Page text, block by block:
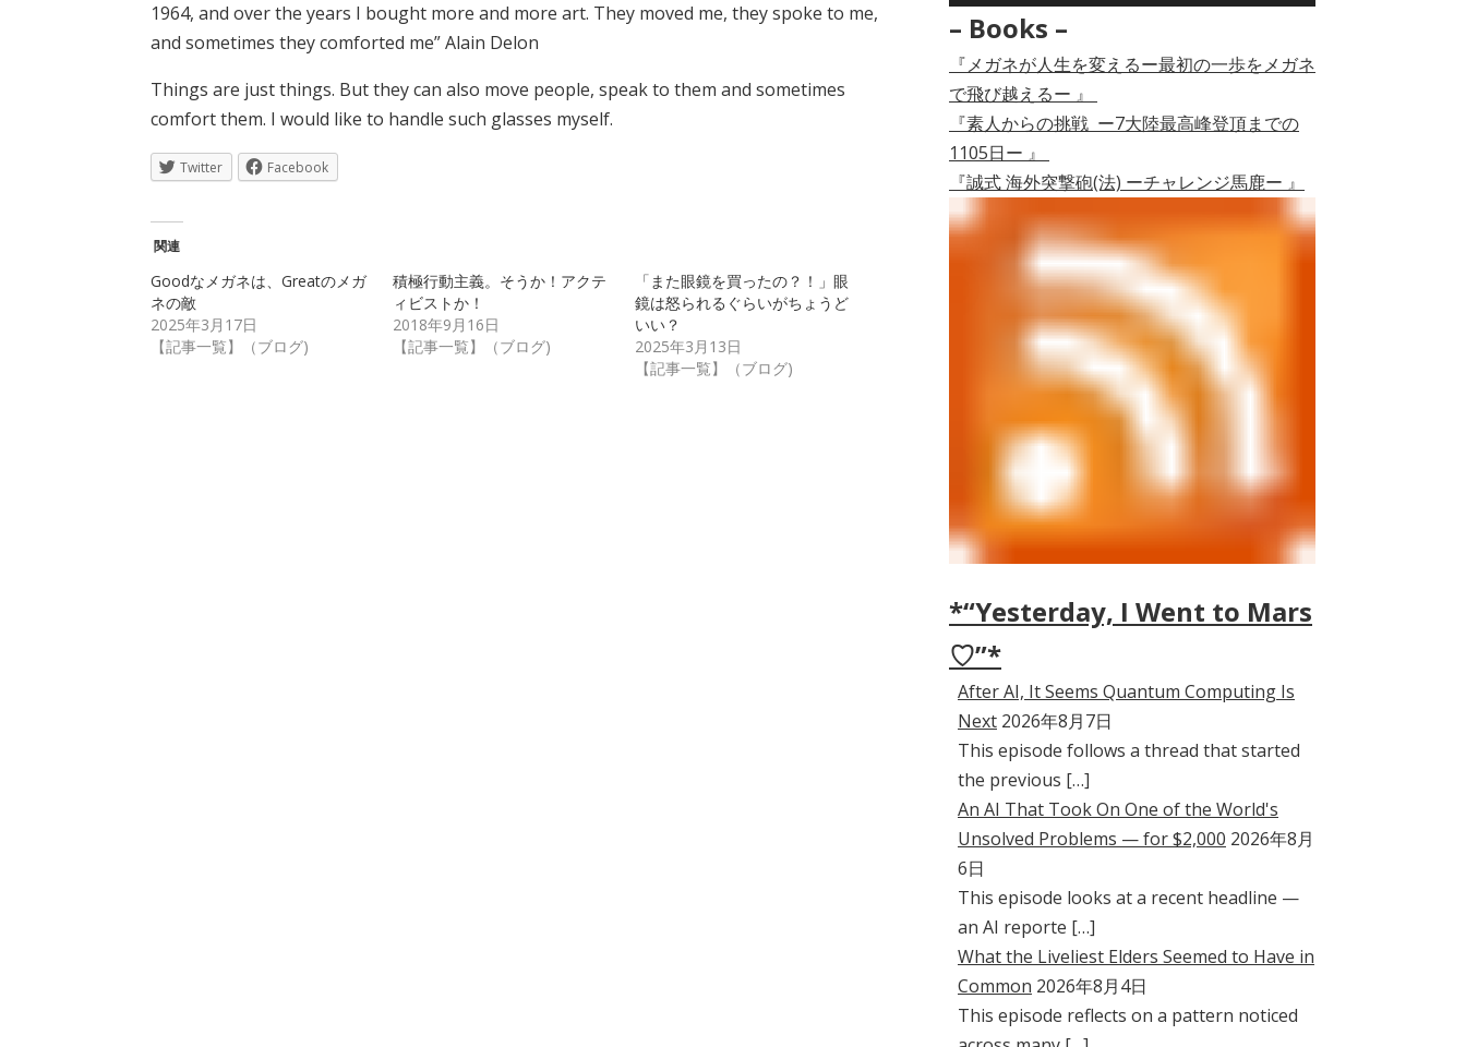
1964, and over the years I bought more and more art. They moved me, they spoke to me,
and sometimes they comforted me” Alain Delon
Things are just things. But they can also move people, speak to them and sometimes
comfort them. I would like to handle such glasses myself.
Twitter Facebook
関連
Goodなメガネは、Greatのメガ
ネの敵
2025年3月17日
【記事一覧】（ブログ)
積極行動主義。そうか！アクテ
ィビストか！
2018年9月16日
【記事一覧】（ブログ)
「また眼鏡を買ったの？！」眼
鏡は怒られるぐらいがちょうど
いい？
2025年3月13日
【記事一覧】（ブログ)
– Books –
『メガネが人生を変えるー最初の一歩をメガネ
で飛び越えるー 』
『素人からの挑戦 ー7大陸最高峰登頂までの
1105日ー 』
『誠式 海外突撃砲(法) ーチャレンジ馬鹿ー 』
*“Yesterday, I Went to Mars
♡”*
After AI, It Seems Quantum Computing Is
Next 2026年8月7日
This episode follows a thread that started
the previous […]
An AI That Took On One of the World's
Unsolved Problems — for $2,000 2026年8月
6日
This episode looks at a recent headline —
an AI reporte […]
What the Liveliest Elders Seemed to Have in
Common 2026年8月4日
This episode reflects on a pattern noticed